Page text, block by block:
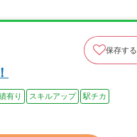
保存する
有り スキルアップ
駅チカ